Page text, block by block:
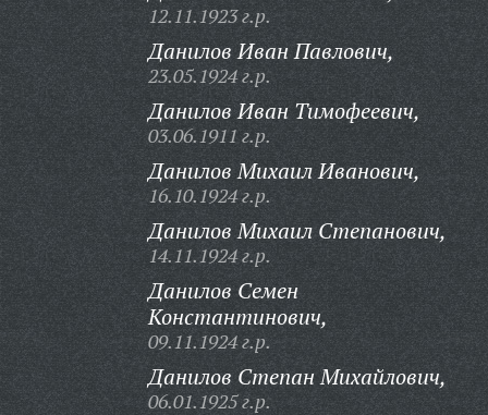
12.11.1923 г.р.
Данилов Иван Павлович,
23.05.1924 г.р.
Данилов Иван Тимофеевич,
03.06.1911 г.р.
Данилов Михаил Иванович,
16.10.1924 г.р.
Данилов Михаил Степанович,
14.11.1924 г.р.
Данилов Семен
Константинович,
09.11.1924 г.р.
Данилов Степан Михайлович,
06.01.1925 г.р.